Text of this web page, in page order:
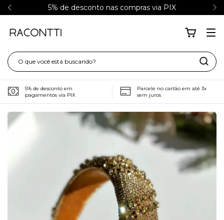
5% de desconto nas compras via PIX
5% de desconto em
pagamentos via PIX
Parcele no cartão em até 3x
sem juros